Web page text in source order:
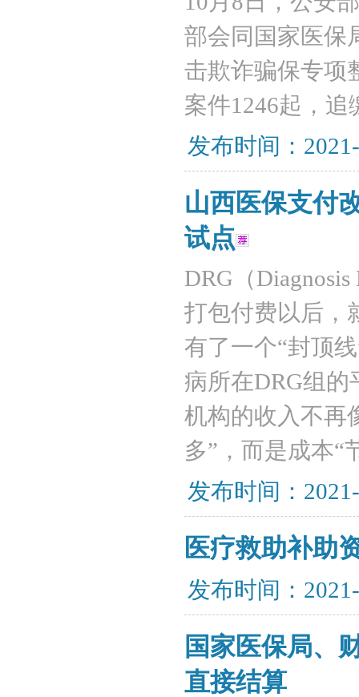
部会同国家医保
击欺诈骗保专项
案件1246起，追
发布时间：
山西医保支付
试点
DRG（
打包付费以后，
有了一个“封顶
病所在DRG组
机构的收入不再
多”，而是成本“
发布时间：
医疗救助补助
发布时间：
国家医保局、
直接结算